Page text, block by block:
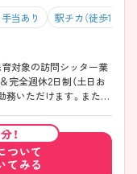
当あり 駅チカ（徒歩10分以
対象の訪問シッター業
完全週休2日制（土日お
いただけます。また、
にご相談ください！
！
ついて
てみる